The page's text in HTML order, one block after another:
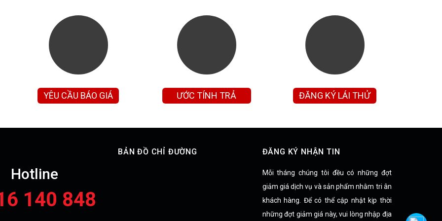
YÊU CẦU BÁO GIÁ
ƯỚC TÍNH TRẢ
ĐĂNG KÝ LÁI THỬ
Hotline
140 848
BẢN ĐỒ CHỈ ĐƯỜNG ĐĂNG KÝ NHẬN TIN
Mỗi tháng chúng tôi đều có những đợt
giảm giá dịch vụ và sản phẩm nhằm tri ân
khách hàng. Để có thể cập nhật kịp thời
những đợt giảm giá này, vui lòng nhập địa